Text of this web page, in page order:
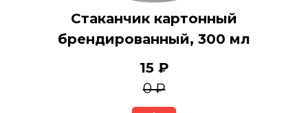
Стаканчик картонный
брендированный, 300 мл
15 ₽
0 ₽